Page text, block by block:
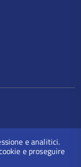
e analitici.
e proseguire